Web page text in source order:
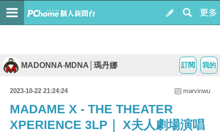
我的
訂閱
MADONNA‧MDNA│瑪丹娜
2023-10-22 21:24:24 marvinwu
MADAME X - THE THEATER
XPERIENCE 3LP｜ X夫人劇場演唱